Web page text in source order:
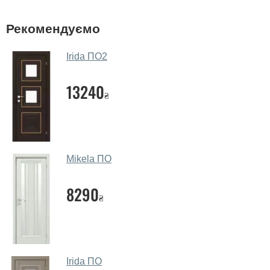
У вас великий магазин?
дверей.
Чи допомагаєте ви вибрати дверні
полотна?
месенджери, онлайн-чат або безпосередньо в нашому
салоні-магазині.
ваших міжкімнатних дверей?
МДФ, вся конструкція виходить дуже міцною та
Рекомендуємо
Irida ПО2
13240₴
Mikela ПО
8290₴
Irida ПО